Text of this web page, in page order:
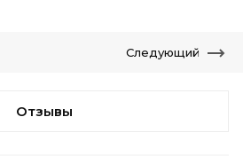
Следующий
Отзывы